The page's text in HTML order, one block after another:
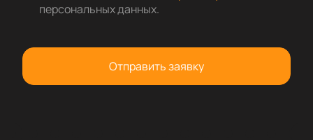
персональных данных.
Отправить заявку